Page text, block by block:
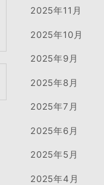
2025年11月
2025年10月
2025年9月
2025年8月
2025年7月
2025年6月
2025年5月
2025年4月